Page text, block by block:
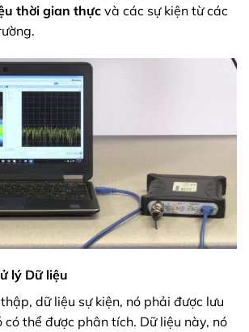
thời gian thực và các sự kiện từ các
lý Dữ liệu
dữ liệu sự kiện, nó phải được lưu
thể được phân tích. Dữ liệu này, nó